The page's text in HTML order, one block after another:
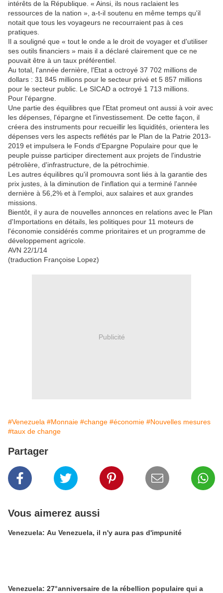
intérêts de la République. « Ainsi, ils nous raclaient les
ressources de la nation », a-t-il soutenu en même temps qu'il
notait que tous les voyageurs ne recourraient pas à ces
pratiques.
Il a souligné que « tout le onde a le droit de voyager et d'utiliser
ses outils financiers » mais il a déclaré clairement que ce ne
pouvait être à un taux préférentiel.
Au total, l'année dernière, l'Etat a octroyé 37 702 millions de
dollars : 31 845 millions pour le secteur privé et 5 857 millions
pour le secteur public. Le SICAD a octroyé 1 713 millions.
Pour l'épargne.
Une partie des équilibres que l'Etat promeut ont aussi à voir avec
les dépenses, l'épargne et l'investissement. De cette façon, il
créera des instruments pour recueillir les liquidités, orientera les
dépenses vers les aspects reflétés par le Plan de la Patrie 2013-
2019 et impulsera le Fonds d'Epargne Populaire pour que le
peuple puisse participer directement aux projets de l'industrie
pétrolière, d'infrastructure, de la pétrochimie.
Les autres équilibres qu'il promouvra sont liés à la garantie des
prix justes, à la diminution de l'inflation qui a terminé l'année
dernière à 56,2% et à l'emploi, aux salaires et aux grandes
missions.
Bientôt, il y aura de nouvelles annonces en relations avec le Plan
d'Importations en détails, les politiques pour 11 moteurs de
l'économie considérés comme prioritaires et un programme de
développement agricole.
AVN 22/1/14
(traduction Françoise Lopez)
Publicité
#Venezuela #Monnaie #change #économie #Nouvelles mesures
#taux de change
Partager
Vous aimerez aussi
Venezuela: Au Venezuela, il n'y aura pas d'impunité
Venezuela: 27°anniversaire de la rébellion populaire qui a